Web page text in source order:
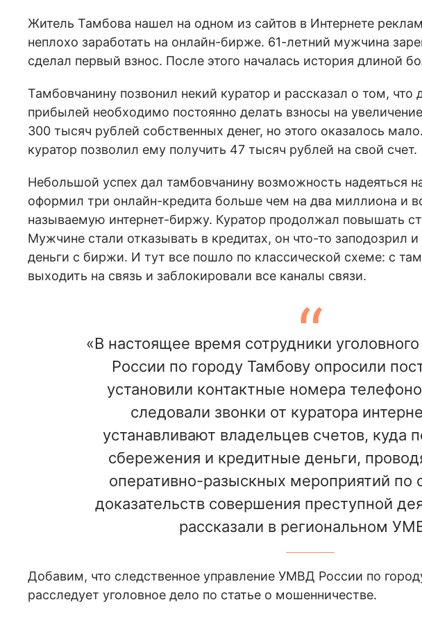
Житель Тамбова нашел на одном из сайтов в Интернете
неплохо заработать на онлайн-бирже. 61-летний мужчина
сделал первый взнос. После этого началась история длиной
Тамбовчанину позвонил некий куратор и рассказал о том, что
прибылей необходимо постоянно делать взносы на
300 тысяч рублей собственных денег, но этого оказалось
куратор позволил ему получить 47 тысяч рублей на свой счет.
Небольшой успех дал тамбовчанину возможность надеяться
оформил три онлайн-кредита больше чем на два миллиона и
называемую интернет-биржу. Куратор продолжал повышать
Мужчине стали отказывать в кредитах, он что-то заподозрил
деньги с биржи. И тут все пошло по классической схеме: с
выходить на связь и заблокировали все каналы связи.
«В настоящее время сотрудники
России по городу Тамбову опросили
установили контактные номера
следовали звонки от куратора
устанавливают владельцев счетов, куда
сбережения и кредитные деньги,
оперативно-разыскных мероприятий по
доказательств совершения преступной
рассказали в региональном
Добавим, что следственное управление УМВД России по
расследует уголовное дело по статье о мошенничестве.